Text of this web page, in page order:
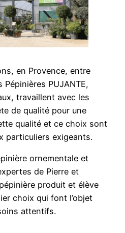
en Provence, entre
PUJANTE,
travaillent avec les
de qualité pour une
qualité et ce choix sont
particuliers exigeants.
ornementale et
de Pierre et
produit et élève
choix qui font l’objet
attentifs.